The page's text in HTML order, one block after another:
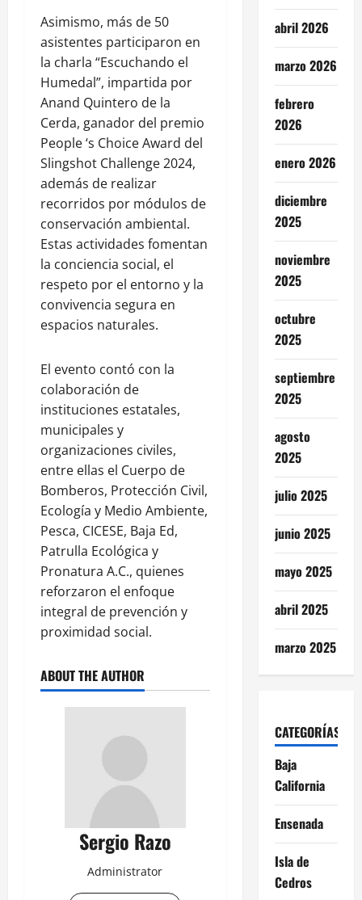
Asimismo, más de 50
asistentes participaron en
la charla “Escuchando el
Humedal”, impartida por
Anand Quintero de la
Cerda, ganador del premio
People ‘s Choice Award del
Slingshot Challenge 2024,
además de realizar
recorridos por módulos de
conservación ambiental.
Estas actividades fomentan
la conciencia social, el
respeto por el entorno y la
convivencia segura en
espacios naturales.
El evento contó con la
colaboración de
instituciones estatales,
municipales y
organizaciones civiles,
entre ellas el Cuerpo de
Bomberos, Protección Civil,
Ecología y Medio Ambiente,
Pesca, CICESE, Baja Ed,
Patrulla Ecológica y
Pronatura A.C., quienes
reforzaron el enfoque
integral de prevención y
proximidad social.
ABOUT THE AUTHOR
Sergio Razo
Administrator
abril 2026
marzo 2026
febrero
2026
enero 2026
diciembre
2025
noviembre
2025
octubre
2025
septiembre
2025
agosto
2025
julio 2025
junio 2025
mayo 2025
abril 2025
marzo 2025
CATEGORÍAS
Baja
California
Ensenada
Isla de
Cedros